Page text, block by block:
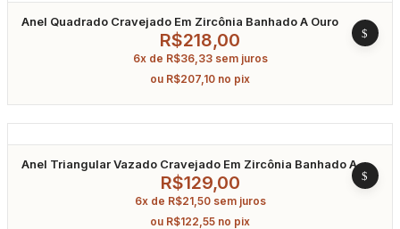
Anel Quadrado Cravejado Em Zircônia Banhado A Ouro
R$218,00
6x de R$36,33 sem juros
ou R$207,10 no pix
Anel Triangular Vazado Cravejado Em Zircônia Banhado A
R$129,00
6x de R$21,50 sem juros
ou R$122,55 no pix